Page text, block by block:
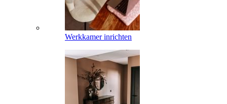
Werkkamer inrichten